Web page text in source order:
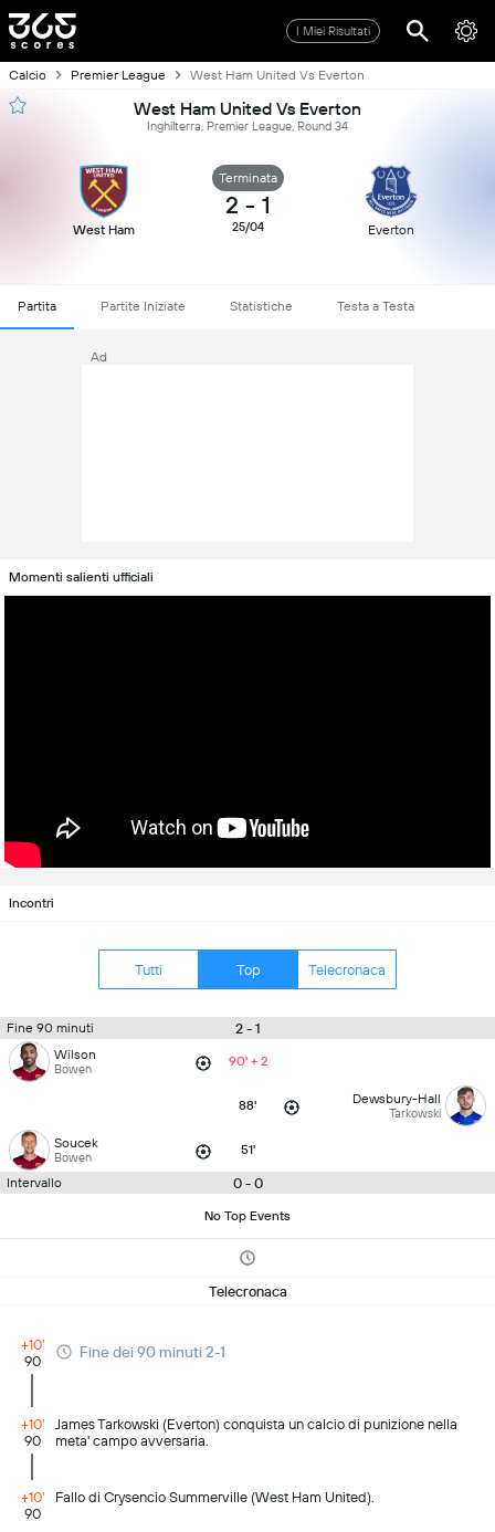
I Miei Risultati
Calcio Premier League West Ham United Vs Everton
West Ham United Vs Everton
Inghilterra, Premier League, Round 34
West Ham
Terminata
2 - 1
25/04 Everton
Partita Partite Iniziate Statistiche Testa a Testa
Ad
Momenti salienti ufficiali
Incontri
Tutti Top Telecronaca
Fine 90 minuti 2 - 1
Wilson
Bowen 90' + 2
88' Dewsbury-Hall
Tarkowski
Soucek
Bowen 51'
Intervallo 0 - 0
No Top Events
Telecronaca
+10'
90
Fine dei 90 minuti 2-1
+10'
90
James Tarkowski (Everton) conquista un calcio di punizione nella
meta' campo avversaria.
+10'
90
Fallo di Crysencio Summerville (West Ham United).